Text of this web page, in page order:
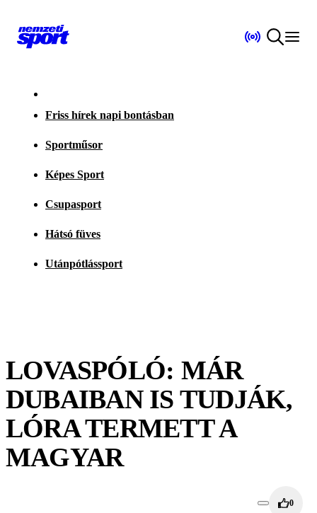
Friss hírek napi bontásban
Sportműsor
Képes Sport
Csupasport
Hátsó füves
Utánpótlássport
LOVASPÓLÓ: MÁR
DUBAIBAN IS TUDJÁK,
LÓRA TERMETT A
MAGYAR
0